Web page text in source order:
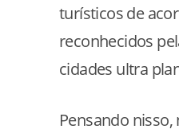
turísticos de
reconhecidos
cidades ultra
Pensando